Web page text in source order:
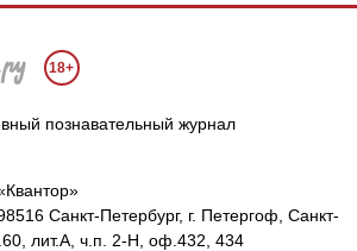
18+
познавательный журнал
Санкт-Петербург, г. Петергоф, Санкт-
лит.А, ч.п. 2-Н, оф.432, 434